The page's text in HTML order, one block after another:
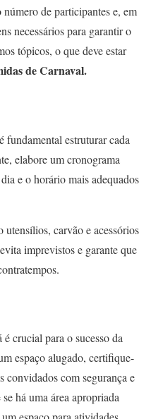
de participantes e, em
necessários para garantir o
tópicos, o que deve estar
de Carnaval.
fundamental estruturar cada
elabore um cronograma
e o horário mais adequados
carvão e acessórios
imprevistos e garante que
crucial para o sucesso da
espaço alugado, certifique-
convidados com segurança e
há uma área apropriada